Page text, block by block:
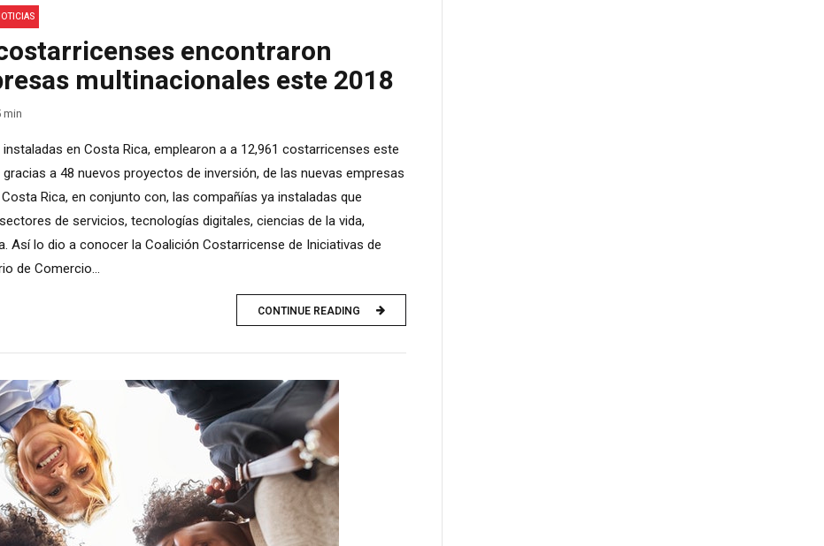
encontraron
multinacionales este 2018
min
en Costa Rica, emplearon a a 12,961 costarricenses este
a 48 nuevos proyectos de inversión, de las nuevas empresas
Rica, en conjunto con, las compañías ya instaladas que
de servicios, tecnologías digitales, ciencias de la vida,
Así lo dio a conocer la Coalición Costarricense de Iniciativas de
de Comercio...
CONTINUE READING